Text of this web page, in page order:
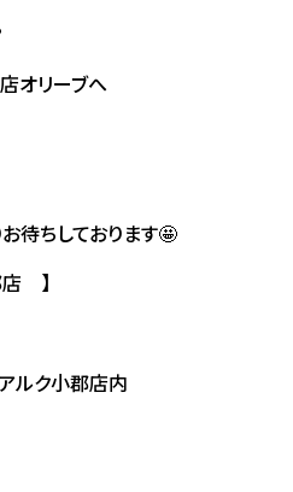
オリーブへ
待ちしております🤩
】
ルク小郡店内